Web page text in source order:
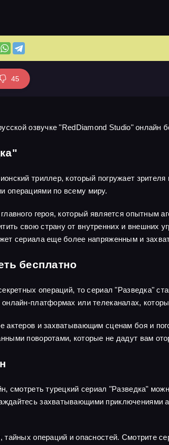
45
озвучке "RedDiamond Studio" онлайн
триллер, который погружает
операциями по всему миру.
героя, который является опытным
свою страну от внутренних и внешних
сериала еще более напряженным и
бесплатно
операций, то сериал "Разведка"
платформах или телеканалах,
актеров и захватывающим сценам боя и
поворотами, которые не дадут вам
смотреть турецкий сериал "Разведка"
захватывающими приключениями
тайных операций и опасностей. Смотрите